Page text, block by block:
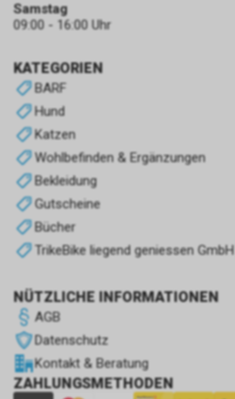
KATEGORIEN
BARF
Hund
Katzen
Wohlbefinden & Ergänzungen
Bekleidung
Gutscheine
Bücher
TrikeBike liegend geniessen GmbH
NÜTZLICHE INFORMATIONEN
AGB
Datenschutz
Kontakt & Beratung
ZAHLUNGSMETHODEN
Samstag
09:00 - 16:00 Uhr